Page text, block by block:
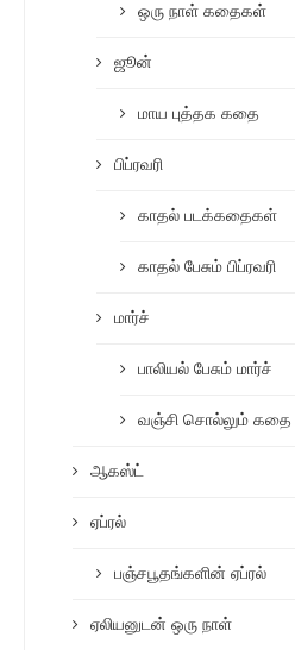
ஒரு நாள் கதைகள்
ஜூன்
மாய புத்தக கதை
பிப்ரவரி
காதல் படக்கதைகள்
காதல் பேசும் பிப்ரவரி
மார்ச்
பாலியல் பேசும் மார்ச்
வஞ்சி சொல்லும் கதை
ஆகஸ்ட்
ஏப்ரல்
பஞ்சபூதங்களின் ஏப்ரல்
ஏலியனுடன் ஒரு நாள்